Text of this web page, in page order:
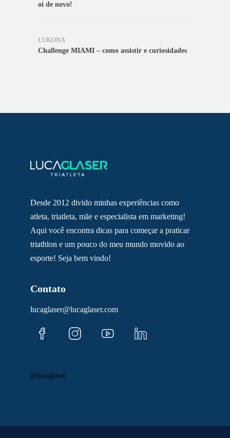
oi de novo!
LUKONA
Challenge MIAMI – como assistir e curiosidades
Desde 2012 divido minhas experiências como
atleta, triatleta, mãe e especialista em marketing!
Aqui você encontra dicas para começar a praticar
triathlon e um pouco do meu mundo movido ao
esporte! Seja bem vindo!
Contato
lucaglaser@lucaglaser.com
@lucaglaser